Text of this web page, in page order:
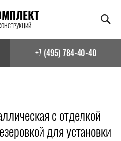
+7 (495) 784-40-40
с отделкой
для установки